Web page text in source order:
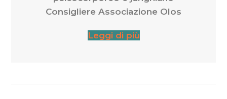
Consigliere Associazione Olos
Leggi di più